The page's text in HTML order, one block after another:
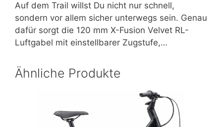
Auf dem Trail willst Du nicht nur schnell,
sondern vor allem sicher unterwegs sein. Genau
dafür sorgt die 120 mm X-Fusion Velvet RL-
Luftgabel mit einstellbarer Zugstufe,…
Ähnliche Produkte